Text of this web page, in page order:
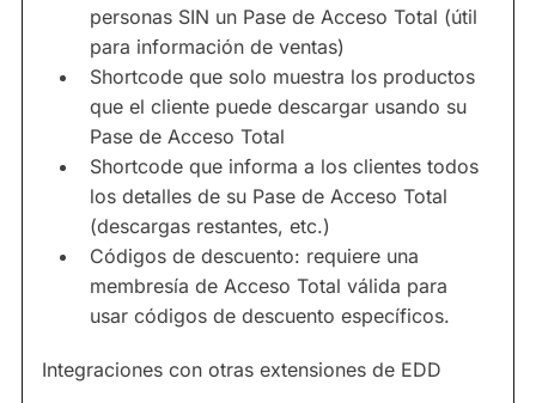
personas SIN un Pase de Acceso Total (útil
para información de ventas)
Shortcode que solo muestra los productos
que el cliente puede descargar usando su
Pase de Acceso Total
Shortcode que informa a los clientes todos
los detalles de su Pase de Acceso Total
(descargas restantes, etc.)
Códigos de descuento: requiere una
membresía de Acceso Total válida para
usar códigos de descuento específicos.
Integraciones con otras extensiones de EDD